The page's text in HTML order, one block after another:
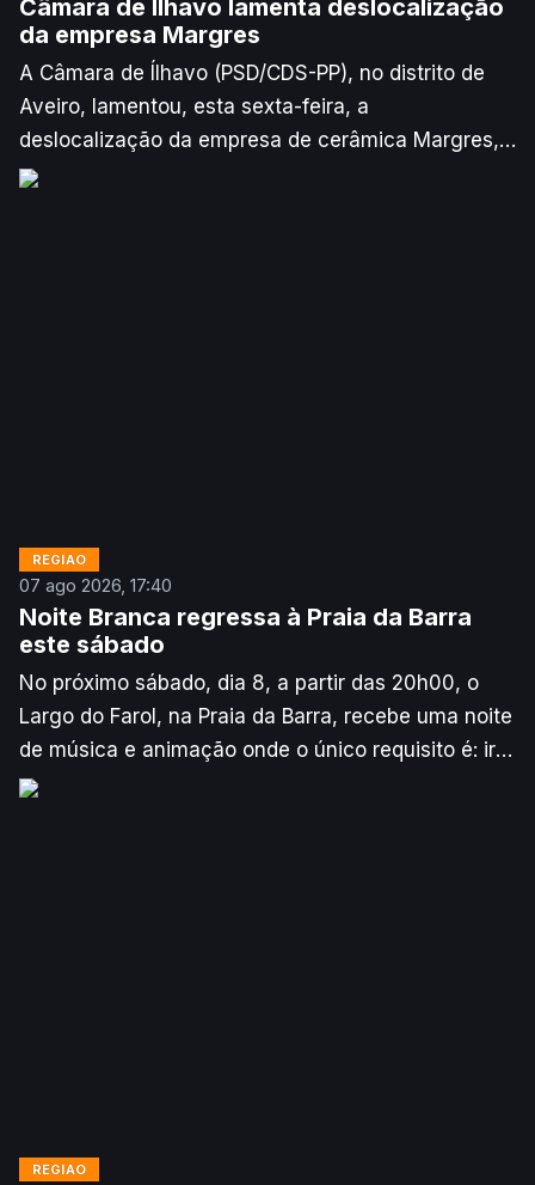
Câmara de Ílhavo lamenta deslocalização
da empresa Margres
A Câmara de Ílhavo (PSD/CDS-PP), no distrito de
Aveiro, lamentou, esta sexta-feira, a
deslocalização da empresa de cerâmica Margres,
manifestando solidariedade para com os
REGIÃO
07 ago 2026, 17:40
Noite Branca regressa à Praia da Barra
este sábado
No próximo sábado, dia 8, a partir das 20h00, o
Largo do Farol, na Praia da Barra, recebe uma noite
de música e animação onde o único requisito é: ir
vestido de branco.
REGIÃO